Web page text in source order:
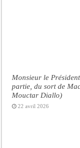
Monsieur le
partie, du sort de
Mouctar Diallo)
22 avril 2026